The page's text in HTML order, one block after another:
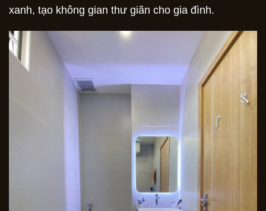
xanh, tạo không gian thư giãn cho gia đình.